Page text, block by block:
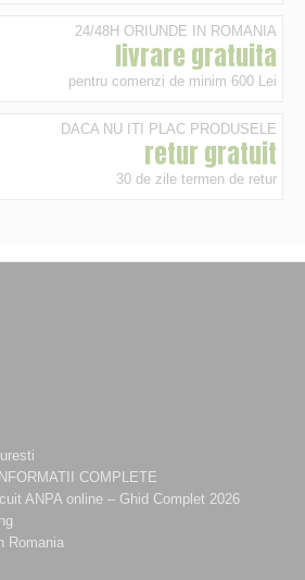
24/48H ORIUNDE IN ROMANIA
livrare gratuita
pentru comenzi de minim 600 Lei
DACA NU ITI PLAC PRODUSELE
retur gratuit
30 de zile termen de retur
COMPLETE
ANPA online – Ghid Complet 2026
Romania